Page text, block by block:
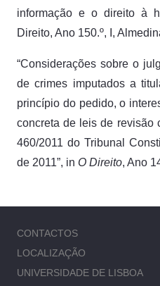
informação e o direito à
Direito, Ano 150.º, I,
“Considerações sobre o
de crimes imputados a
princípio do pedido, o
concreta de leis de revisão
460/2011 do Tribunal
de 2011”, in O Direito, Ano
CONTACTOS
LOCALIZAÇÃO
UNIVERSIDADE DE LISBOA